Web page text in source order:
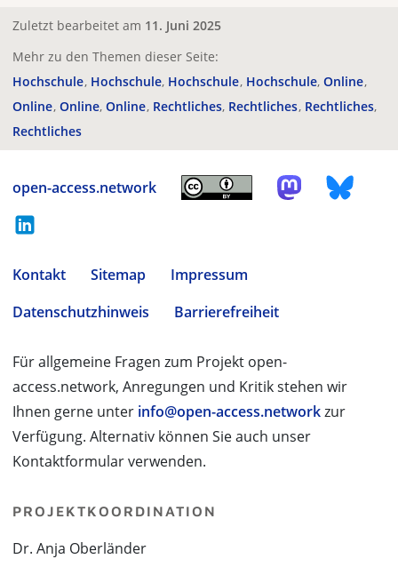
Zuletzt bearbeitet am 11. Juni 2025
Mehr zu den Themen dieser Seite:
Hochschule Hochschule Hochschule Hochschule Online
Online Online Online Rechtliches Rechtliches Rechtliches
Rechtliches
open-access.network
Kontakt Sitemap
Impressum
Datenschutzhinweis
Barrierefreiheit
Für allgemeine Fragen zum Projekt open-
access.network, Anregungen und Kritik stehen wir
Ihnen gerne unter info@open-access.networkzur
Verfügung. Alternativ können Sie auch unser
Kontaktformular verwenden.
PROJEKTKOORDINATION
Dr. Anja Oberländer